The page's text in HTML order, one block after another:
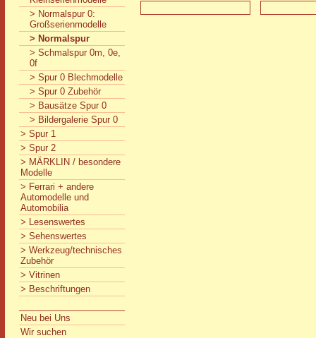
> Normalspur 0:
Großserienmodelle
> Normalspur
> Schmalspur 0m, 0e,
0f
> Spur 0 Blechmodelle
> Spur 0 Zubehör
> Bausätze Spur 0
> Bildergalerie Spur 0
> Spur 1
> Spur 2
> MÄRKLIN / besondere
Modelle
> Ferrari + andere
Automodelle und
Automobilia
> Lesenswertes
> Sehenswertes
> Werkzeug/technisches
Zubehör
> Vitrinen
> Beschriftungen
Neu bei Uns
Wir suchen